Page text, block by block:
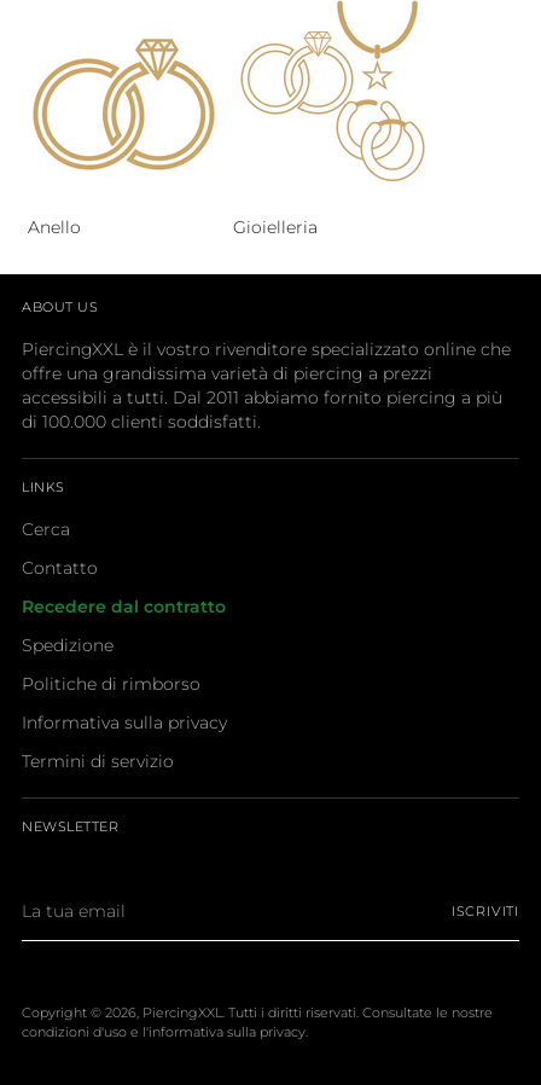
Anello Gioielleria
ABOUT US
PiercingXXL è il vostro rivenditore specializzato online che
offre una grandissima varietà di piercing a prezzi
accessibili a tutti. Dal 2011 abbiamo fornito piercing a più
di 100.000 clienti soddisfatti.
LINKS
Cerca
Contatto
Recedere dal contratto
Spedizione
Politiche di rimborso
Informativa sulla privacy
Termini di servizio
NEWSLETTER
tua
email
ISCRIVITI
Copyright © 2026, PiercingXXL. Tutti i diritti riservati. Consultate le nostre
condizioni d'uso e l'informativa sulla privacy.